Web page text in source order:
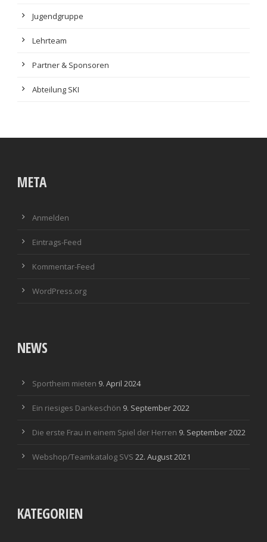
Jugendgruppe
Lehrteam
Partner & Sponsoren
Abteilung SKI
META
Anmelden
Eintrags-Feed
Kommentar-Feed
WordPress.org
NEWS
Sportheim mieten 9. April 2024
Ein riesiges Dankeschön 9. September 2022
Die erste Frau in einem Spiel der Herren 9. September 2022
Webshop/Teamkatalog SVS 22. August 2021
KATEGORIEN